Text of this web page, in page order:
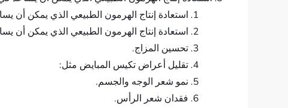
استعادة إنتاج الهرمون الطبيعي الذي يمكن أن
استعادة إنتاج الهرمون الطبيعي الذي يمكن أن
تحسين المزاج.
تقليل أعراض تكيس المبايض مثل:
نمو شعر الوجه والجسم.
فقدان شعر الرأس.